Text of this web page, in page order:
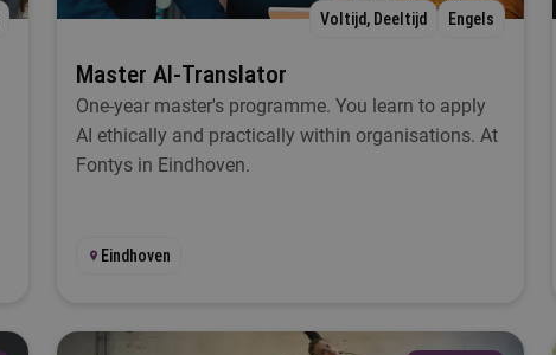
Selecteer
Selecteer
Voltijd, Deeltijd Engels
Master AI-Translator
One-year master's programme. You learn to apply
AI ethically and practically within organisations. At
Fontys in Eindhoven.
Eindhoven